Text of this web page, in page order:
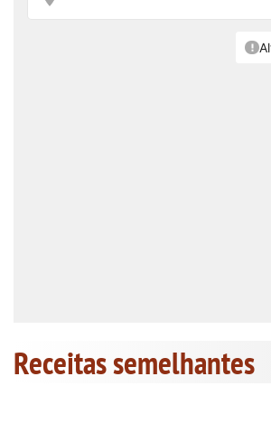
Receitas semelhantes